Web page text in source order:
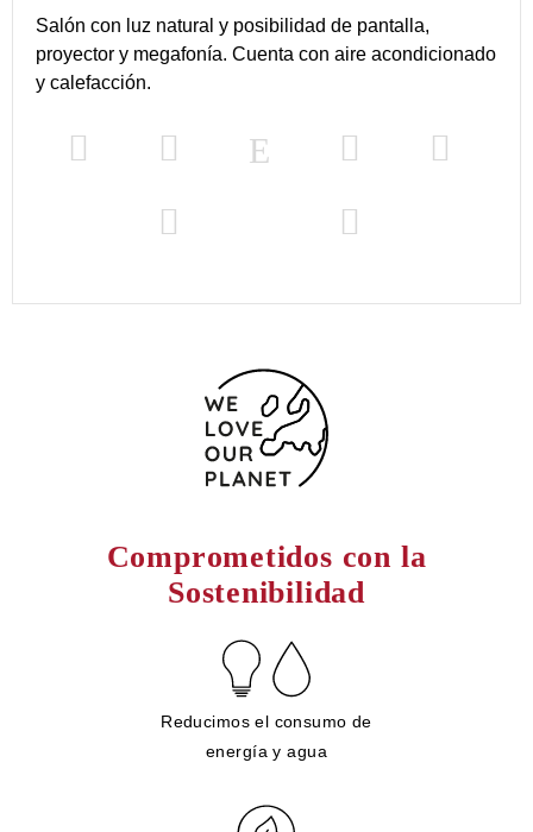
Salón con luz natural y posibilidad de pantalla,
proyector y megafonía. Cuenta con aire acondicionado
y calefacción.
Comprometidos con la
Sostenibilidad
Reducimos el consumo de
energía y agua